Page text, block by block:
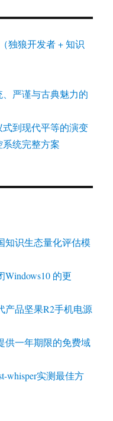
独狼开发者 + 知识
严谨与古典魅力的
到现代平等的演变
统完整方案
知识生态量化评估模
Windows10 的更
产品坚果R2手机电源
供一年期限的免费域
whisper实测最佳方